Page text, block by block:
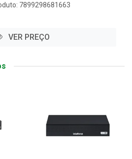
7899298681663
VER PREÇO